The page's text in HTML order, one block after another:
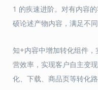
1 的疾速进阶。对有内容
硕论述产物内容，满足不同
知+内容中增加转化组件
营效率，实现客户自主变
化、下载、商品页等转化